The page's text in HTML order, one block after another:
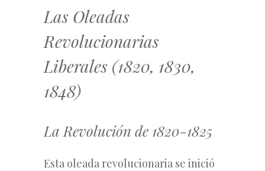
Las Oleadas
Revolucionarias
Liberales (1820, 1830,
1848)
La Revolución de 1820-1825
Esta oleada revolucionaria se inició